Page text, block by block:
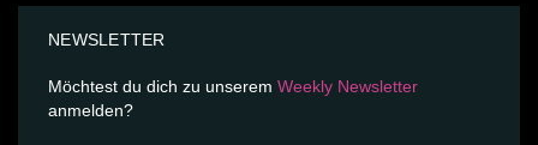
NEWSLETTER
Möchtest du dich zu unserem Weekly Newsletter
anmelden?